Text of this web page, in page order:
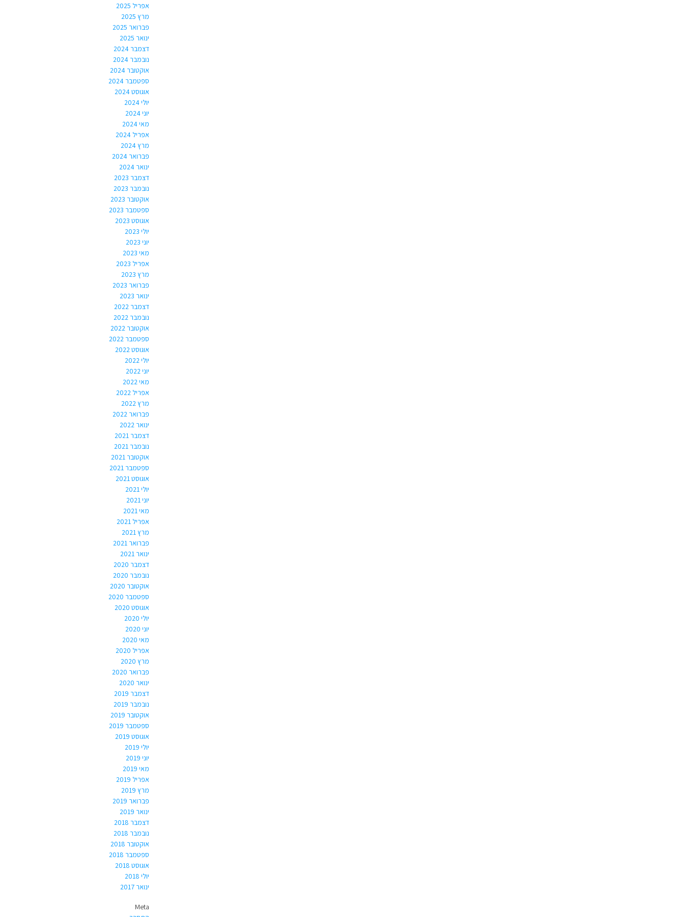
אפריל 2025
מרץ 2025
פברואר 2025
ינואר 2025
דצמבר 2024
נובמבר 2024
אוקטובר 2024
ספטמבר 2024
אוגוסט 2024
יולי 2024
יוני 2024
מאי 2024
אפריל 2024
מרץ 2024
פברואר 2024
ינואר 2024
דצמבר 2023
נובמבר 2023
אוקטובר 2023
ספטמבר 2023
אוגוסט 2023
יולי 2023
יוני 2023
מאי 2023
אפריל 2023
מרץ 2023
פברואר 2023
ינואר 2023
דצמבר 2022
נובמבר 2022
אוקטובר 2022
ספטמבר 2022
אוגוסט 2022
יולי 2022
יוני 2022
מאי 2022
אפריל 2022
מרץ 2022
פברואר 2022
ינואר 2022
דצמבר 2021
נובמבר 2021
אוקטובר 2021
ספטמבר 2021
אוגוסט 2021
יולי 2021
יוני 2021
מאי 2021
אפריל 2021
מרץ 2021
פברואר 2021
ינואר 2021
דצמבר 2020
נובמבר 2020
אוקטובר 2020
ספטמבר 2020
אוגוסט 2020
יולי 2020
יוני 2020
מאי 2020
אפריל 2020
מרץ 2020
פברואר 2020
ינואר 2020
דצמבר 2019
נובמבר 2019
אוקטובר 2019
ספטמבר 2019
אוגוסט 2019
יולי 2019
יוני 2019
מאי 2019
אפריל 2019
מרץ 2019
פברואר 2019
ינואר 2019
דצמבר 2018
נובמבר 2018
אוקטובר 2018
ספטמבר 2018
אוגוסט 2018
יולי 2018
ינואר 2017
Meta